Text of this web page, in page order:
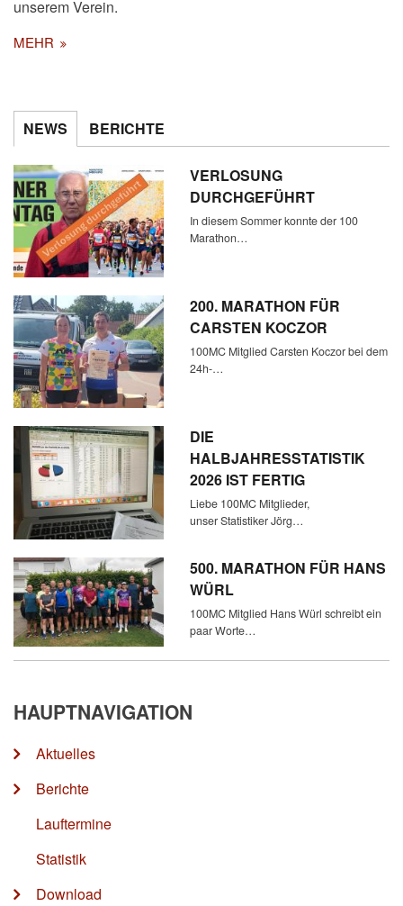
unserem Verein.
MEHR
NEWS BERICHTE
VERLOSUNG
DURCHGEFÜHRT
In diesem Sommer konnte der 100
Marathon…
200. MARATHON FÜR
CARSTEN KOCZOR
100MC Mitglied Carsten Koczor bei dem
24h-…
DIE
HALBJAHRESSTATISTIK
2026 IST FERTIG
Liebe 100MC Mitglieder,
unser Statistiker Jörg…
500. MARATHON FÜR HANS
WÜRL
100MC Mitglied Hans Würl schreibt ein
paar Worte…
HAUPTNAVIGATION
Aktuelles
Berichte
Lauftermine
Statistik
Download